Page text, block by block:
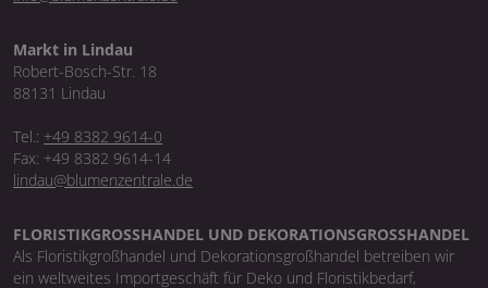
Markt in Lindau
Robert-Bosch-Str. 18
88131 Lindau
Tel.: +49 8382 9614-0
Fax: +49 8382 9614-14
lindau@blumenzentrale.de
FLORISTIKGROSSHANDEL UND DEKORATIONSGROSSHANDEL
Als Floristikgroßhandel und Dekorationsgroßhandel betreiben wir
ein weltweites Importgeschäft für Deko und Floristikbedarf,